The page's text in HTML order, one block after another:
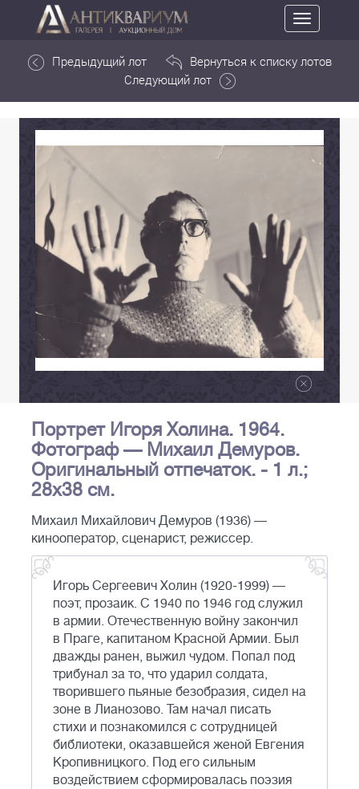
Toggle
navigation
Предыдущий лот
Вернуться к списку лотов
Следующий лот
Портрет Игоря Холина. 1964.
Фотограф — Михаил Демуров.
Оригинальный отпечаток. - 1 л.;
28х38 см.
Михаил Михайлович Демуров (1936) —
кинооператор, сценарист, режиссер.
Игорь Сергеевич Холин (1920-1999) —
поэт, прозаик. С 1940 по 1946 год служил
в армии. Отечественную войну закончил
в Праге, капитаном Красной Армии. Был
дважды ранен, выжил чудом. Попал под
трибунал за то, что ударил солдата,
творившего пьяные безобразия, сидел на
зоне в Лианозово. Там начал писать
стихи и познакомился с сотрудницей
библиотеки, оказавшейся женой Евгения
Кропивницкого. Под его сильным
воздействием сформировалась поэзия